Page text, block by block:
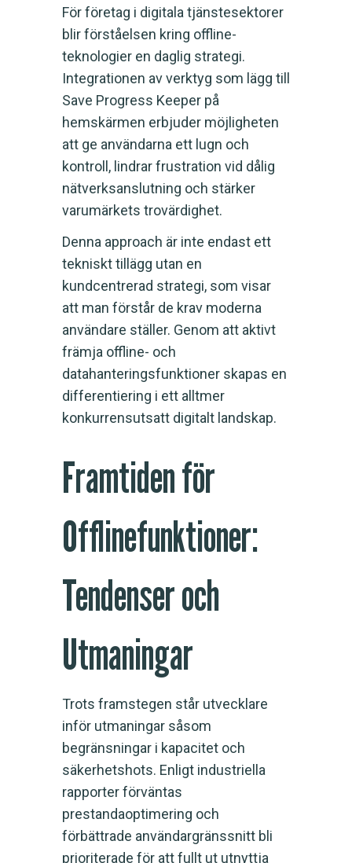
För företag i digitala tjänstesektorer
blir förståelsen kring offline-
teknologier en daglig strategi.
Integrationen av verktyg som lägg till
Save Progress Keeper på
hemskärmen erbjuder möjligheten
att ge användarna ett lugn och
kontroll, lindrar frustration vid dålig
nätverksanslutning och stärker
varumärkets trovärdighet.
Denna approach är inte endast ett
tekniskt tillägg utan en
kundcentrerad strategi, som visar
att man förstår de krav moderna
användare ställer. Genom att aktivt
främja offline- och
datahanteringsfunktioner skapas en
differentiering i ett alltmer
konkurrensutsatt digitalt landskap.
Framtiden för
Offlinefunktioner:
Tendenser och
Utmaningar
Trots framstegen står utvecklare
inför utmaningar såsom
begränsningar i kapacitet och
säkerhetshots. Enligt industriella
rapporter förväntas
prestandaoptimering och
förbättrade användargränssnitt bli
prioriterade för att fullt ut utnyttja